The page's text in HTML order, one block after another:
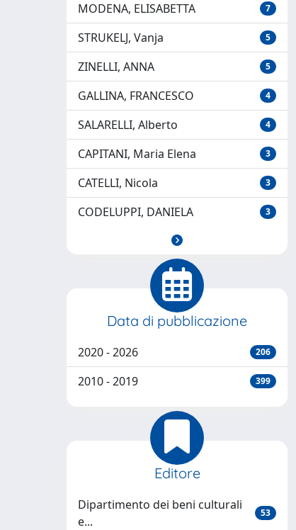
MODENA, ELISABETTA 7
STRUKELJ, Vanja 5
ZINELLI, ANNA 5
GALLINA, FRANCESCO 4
SALARELLI, Alberto 4
CAPITANI, Maria Elena 3
CATELLI, Nicola 3
CODELUPPI, DANIELA 3
Data di pubblicazione
2020 - 2026 206
2010 - 2019 399
Editore
Dipartimento dei beni culturali
e...
53